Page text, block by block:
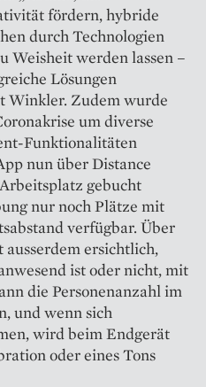
fördern, hybride
durch Technologien
Weisheit werden lassen –
Lösungen
Winkler. Zudem wurde
um diverse
Funktionalitäten
nun über Distance
gebucht
nur noch Plätze mit
verfügbar. Über
ersichtlich,
ist oder nicht, mit
die Personenanzahl im
und wenn sich
wird beim Endgerät
oder eines Tons